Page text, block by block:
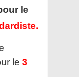
le
le 3